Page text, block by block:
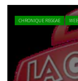
CHRONIQUE REGGAE